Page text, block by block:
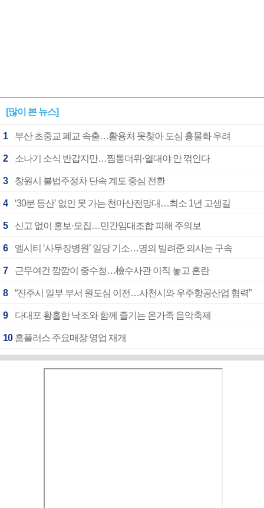
[많이 본 뉴스]
1 부산 초중교 폐교 속출…활용처 못찾아 도심 흉물화 우려
2 소나기 소식 반갑지만…찜통더위·열대야 안 꺾인다
3 창원시 불법주정차 단속 계도 중심 전환
4 ‘30분 등산’ 없인 못 가는 천마산전망대…최소 1년 고생길
5 신고 없이 홍보·모집…민간임대조합 피해 주의보
6 엘시티 ‘사무장병원’ 일당 기소…명의 빌려준 의사는 구속
7 근무여건 깜깜이 중수청…檢수사관 이직 놓고 혼란
8 “진주시 일부 부서 원도심 이전…사천시와 우주항공산업 협력”
9 다대포 황홀한 낙조와 함께 즐기는 온가족 음악축제
10 홈플러스 주요매장 영업 재개